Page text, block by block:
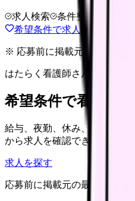
求人検索 条件整理
希望条件で求人を探す
※ 応募前に掲載元の最新情報
はたらく看護師さん 求人
希望条件で看護師
給与、夜勤、休み、ブランク
から求人を確認できます。
求人を探す
応募前に掲載元の最新情報を